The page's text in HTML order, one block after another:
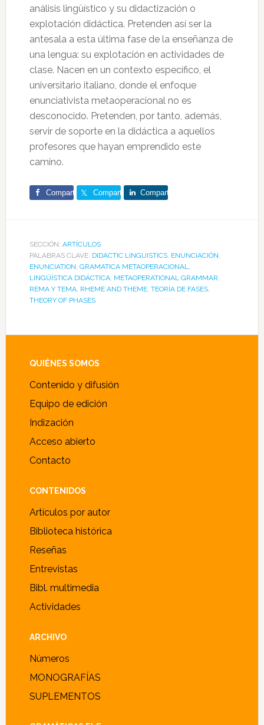
análisis lingüístico y su didactización o
explotación didáctica. Pretenden así ser la
antesala a esta última fase de la enseñanza de
una lengua: su explotación en actividades de
clase. Nacen en un contexto específico, el
universitario italiano, donde el enfoque
enunciativista metaoperacional no es
desconocido. Pretenden, por tanto, además,
servir de soporte en la didáctica a aquellos
profesores que hayan emprendido este
camino.
Comparte Comparte Comparte
SECCIÓN: ARTÍCULOS
PALABRAS CLAVE: DIDACTIC LINGUISTICS, ENUNCIACIÓN,
ENUNCIATION, GRAMATICA METAOPERACIONAL,
LINGÜÍSTICA DIDÁCTICA, METAOPERATIONAL GRAMMAR,
REMA Y TEMA, RHEME AND THEME, TEORÍA DE FASES,
THEORY OF PHASES
Footer
QUIÉNES SOMOS
Contenido y difusión
Equipo de edición
Indización
Acceso abierto
Contacto
CONTENIDOS
Artículos por autor
Biblioteca histórica
Reseñas
Entrevistas
Bibl. multimedia
Actividades
ARCHIVO
Números
MONOGRAFÍAS
SUPLEMENTOS